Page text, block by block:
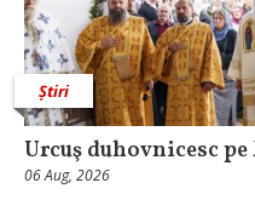
Știri
Urcuş duhovnicesc
06 Aug, 2026